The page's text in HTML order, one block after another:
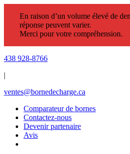
En raison d’un volume élevé de
réponse peuvent varier.
Merci pour votre compréhension.
438 928-8766
|
ventes@bornedecharge.ca
Comparateur de bornes
Contactez-nous
Devenir partenaire
Avis